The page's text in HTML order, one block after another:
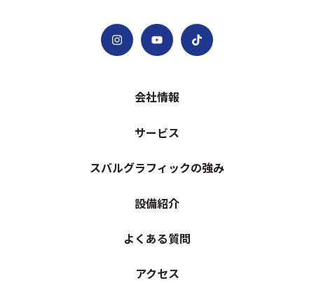
会社情報
サービス
スバルグラフィックの強み
設備紹介
よくある質問
アクセス